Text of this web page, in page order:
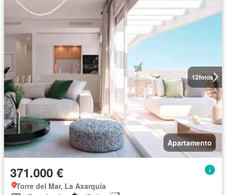
12fotos
Apartamento
371.000 €
Torre del Mar, La Axarquía